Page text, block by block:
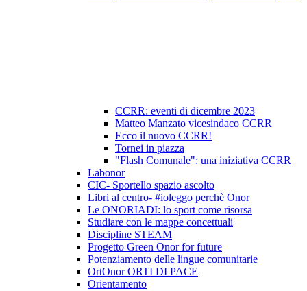
CCRR: eventi di dicembre 2023
Matteo Manzato vicesindaco CCRR
Ecco il nuovo CCRR!
Tornei in piazza
"Flash Comunale": una iniziativa CCRR
Labonor
CIC- Sportello spazio ascolto
Libri al centro- #ioleggo perchè Onor
Le ONORIADI: lo sport come risorsa
Studiare con le mappe concettuali
Discipline STEAM
Progetto Green Onor for future
Potenziamento delle lingue comunitarie
OrtOnor ORTI DI PACE
Orientamento